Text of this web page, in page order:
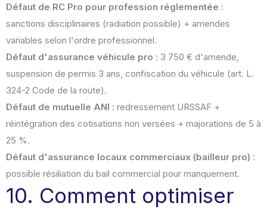
Défaut de RC Pro pour profession réglementée :
sanctions disciplinaires (radiation possible) + amendes
variables selon l'ordre professionnel.
Défaut d'assurance véhicule pro : 3 750 € d'amende,
suspension de permis 3 ans, confiscation du véhicule (art. L.
324-2 Code de la route).
Défaut de mutuelle ANI : redressement URSSAF +
réintégration des cotisations non versées + majorations de 5 à
25 %.
Défaut d'assurance locaux commerciaux (bailleur pro) :
possible résiliation du bail commercial pour manquement.
10. Comment optimiser